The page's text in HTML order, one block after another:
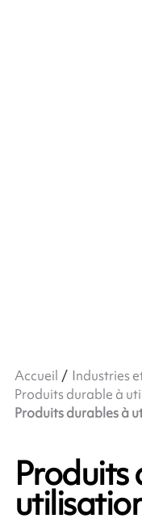
Accueil
Industries
Produits durable à
Produits durables à
Produits